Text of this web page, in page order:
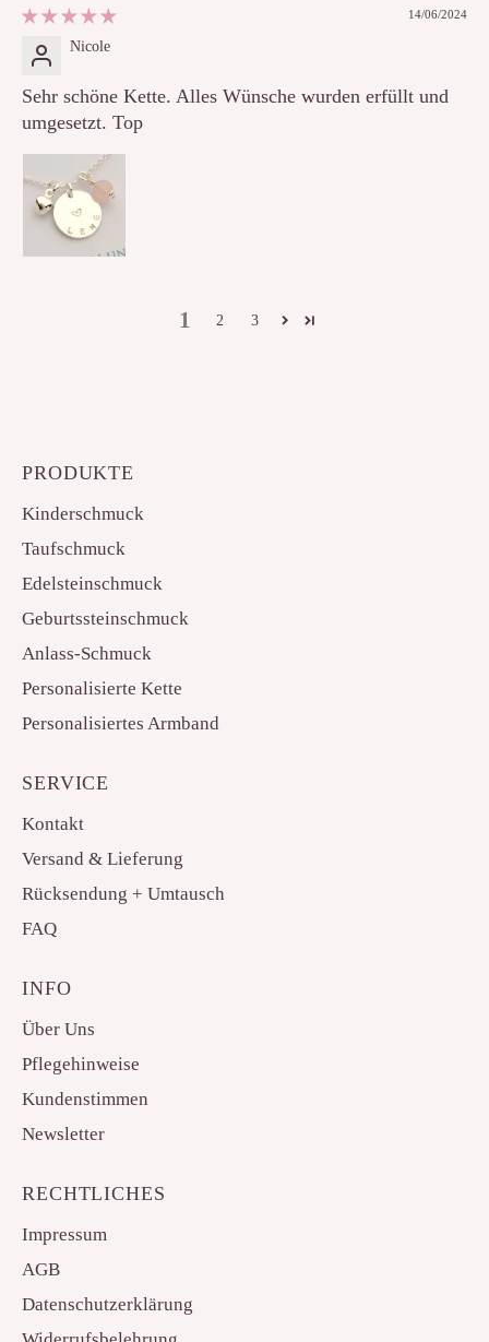
14/06/2024
Nicole
Sehr schöne Kette. Alles Wünsche wurden erfüllt und
umgesetzt. Top
1 2 3
PRODUKTE
Kinderschmuck
Taufschmuck
Edelsteinschmuck
Geburtssteinschmuck
Anlass-Schmuck
Personalisierte Kette
Personalisiertes Armband
SERVICE
Kontakt
Versand & Lieferung
Rücksendung + Umtausch
FAQ
INFO
Über Uns
Pflegehinweise
Kundenstimmen
Newsletter
RECHTLICHES
Impressum
AGB
Datenschutzerklärung